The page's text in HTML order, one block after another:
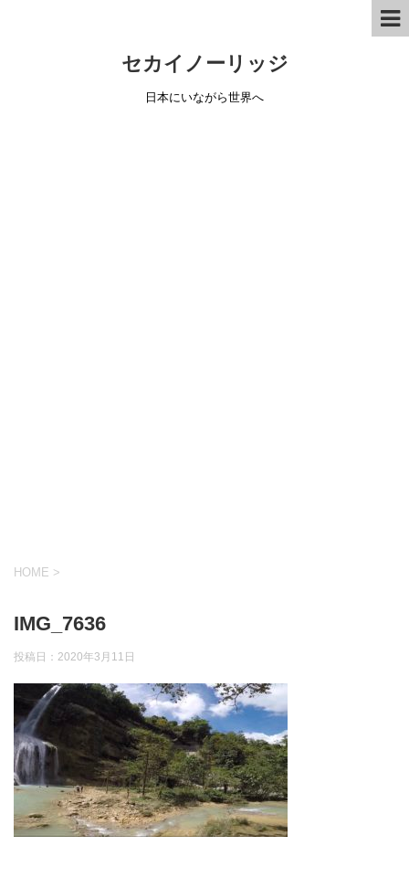
セカイノーリッジ
日本にいながら世界へ
HOME >
IMG_7636
投稿日： 2020年3月11日